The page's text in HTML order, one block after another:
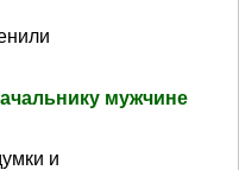
мужчине
и